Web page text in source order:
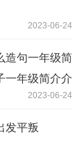
2023-06-24
造句一年级简
一年级简介介
2023-06-24
发平叛